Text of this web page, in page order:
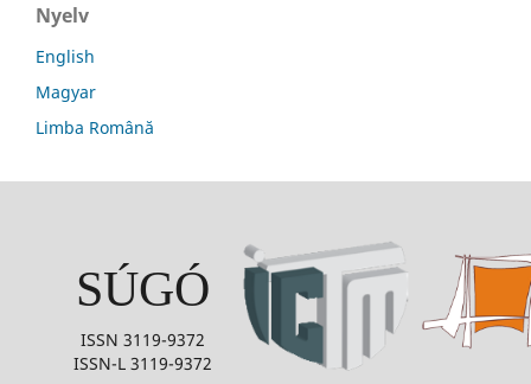
Nyelv
English
Magyar
Limba Română
SÚGÓ
ISSN 3119-9372
ISSN-L 3119-9372